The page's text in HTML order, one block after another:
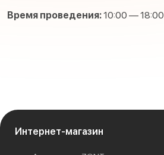
Время проведения:10:00 — 18:00
Интернет-магазин